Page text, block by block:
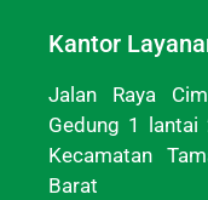
Kantor
Jalan Raya
Gedung 1 lantai
Kecamatan
Barat